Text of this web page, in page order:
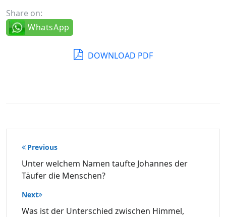
Share on:
WhatsApp
DOWNLOAD PDF
Beitragsnavigation
Previous
Unter welchem Namen taufte Johannes der
Täufer die Menschen?
Next
Was ist der Unterschied zwischen Himmel,